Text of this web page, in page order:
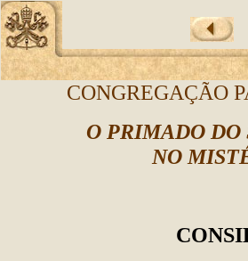
CONGREGAÇÃO
O PRIMADO DO
NO